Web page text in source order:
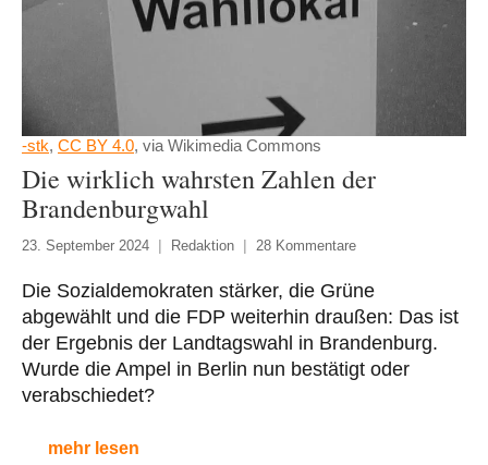
-stk, CC BY 4.0, via Wikimedia Commons
Die wirklich wahrsten Zahlen der
Brandenburgwahl
23. September 2024 Redaktion 28 Kommentare
Die Sozialdemokraten stärker, die Grüne
abgewählt und die FDP weiterhin draußen: Das ist
der Ergebnis der Landtagswahl in Brandenburg.
Wurde die Ampel in Berlin nun bestätigt oder
verabschiedet?
mehr lesen